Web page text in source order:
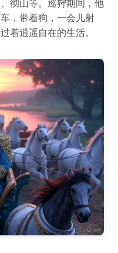
彻山等。巡狩期间，他
，带着狗，一会儿射
着逍遥自在的生活。